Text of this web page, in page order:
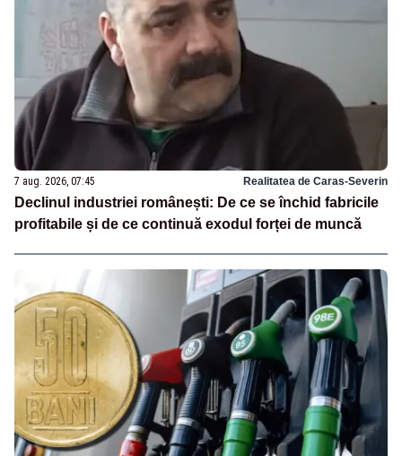
7 aug. 2026, 07:45 Realitatea de Caras-Severin
Declinul industriei românești: De ce se închid fabricile
profitabile și de ce continuă exodul forței de muncă